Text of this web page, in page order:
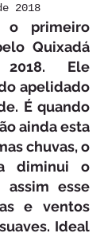
2018
o primeiro
Quixadá
2018. Ele
apelidado
É quando
ainda esta
chuvas, o
diminui o
assim esse
e ventos
Ideal